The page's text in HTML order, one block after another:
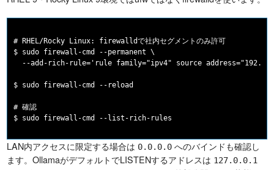
# RHEL/Rocky Linux: firewalldで社内セグメントのみ許可
$ sudo firewall-cmd --permanent \
--add-rich-rule='rule family="ipv4" source
$ sudo firewall-cmd --reload
# 確認
LAN内アクセスに限定する場合は 0.0.0.0 へのバインドも確認し
ます。OllamaがデフォルトでLISTENするアドレスは 127.0.0.1